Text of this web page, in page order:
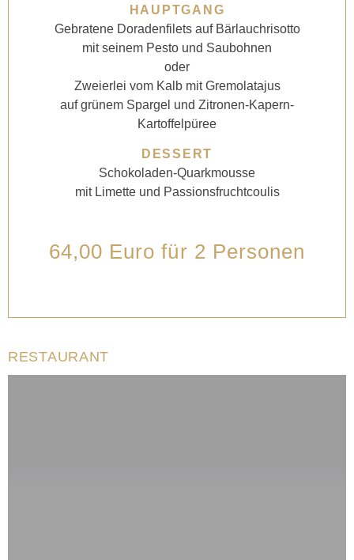
HAUPTGANG
Gebratene Doradenfilets auf Bärlauchrisotto
mit seinem Pesto und Saubohnen
oder
Zweierlei vom Kalb mit Gremolatajus
auf grünem Spargel und Zitronen-Kapern-
Kartoffelpüree
DESSERT
Schokoladen-Quarkmousse
mit Limette und Passionsfruchtcoulis
64,00 Euro für 2 Personen
RESTAURANT